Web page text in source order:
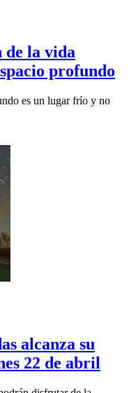
de la vida
profundo
es un lugar frío y no
alcanza su
22 de abril